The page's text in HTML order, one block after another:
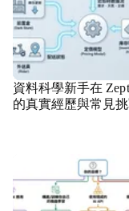
資料科學新手在
的真實經歷與常見